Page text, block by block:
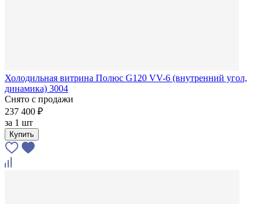
Холодильная витрина Полюс G120 VV-6 (внутренний угол,
динамика) 3004
Снято с продажи
237 400 ₽
за 1 шт
Купить